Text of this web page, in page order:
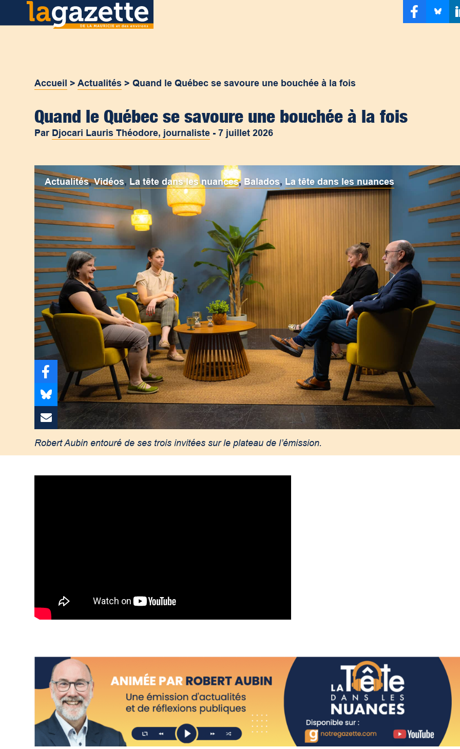
Accueil >Actualités >Quand le Québec se savoure une bouchée à la fois
Quand le Québec se savoure une bouchée à la fois
Par Djocari Lauris Théodore, journaliste -7 juillet 2026
Actualités,Vidéos, La tête dans les nuances, Balados, La tête dans les nuances
Robert Aubin entouré de ses trois invitées sur le plateau de l’émission.